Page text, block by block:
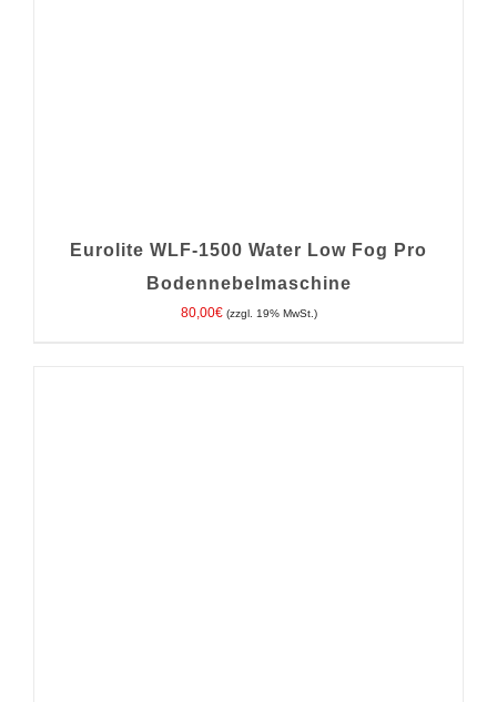
Eurolite WLF-1500 Water Low Fog Pro
Bodennebelmaschine
80,00€ (zzgl. 19% MwSt.)